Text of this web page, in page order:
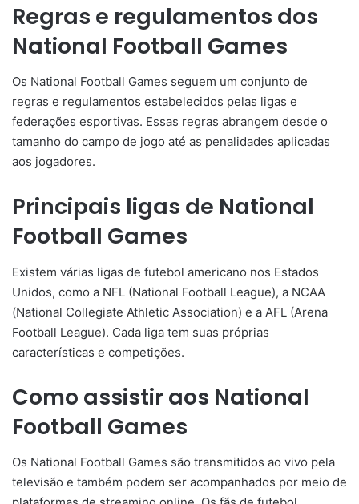
Regras e regulamentos dos
National Football Games
Os National Football Games seguem um conjunto de
regras e regulamentos estabelecidos pelas ligas e
federações esportivas. Essas regras abrangem desde o
tamanho do campo de jogo até as penalidades aplicadas
aos jogadores.
Principais ligas de National
Football Games
Existem várias ligas de futebol americano nos Estados
Unidos, como a NFL (National Football League), a NCAA
(National Collegiate Athletic Association) e a AFL (Arena
Football League). Cada liga tem suas próprias
características e competições.
Como assistir aos National
Football Games
Os National Football Games são transmitidos ao vivo pela
televisão e também podem ser acompanhados por meio de